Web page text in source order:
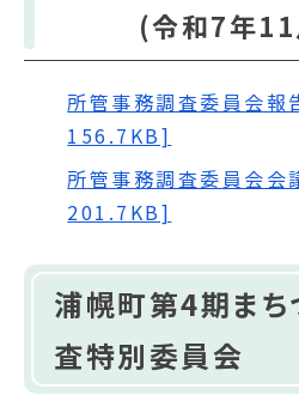
(令和7年11
所管事務調査委員会報
156.7KB]
所管事務調査委員会会
201.7KB]
浦幌町第4期まち
査特別委員会